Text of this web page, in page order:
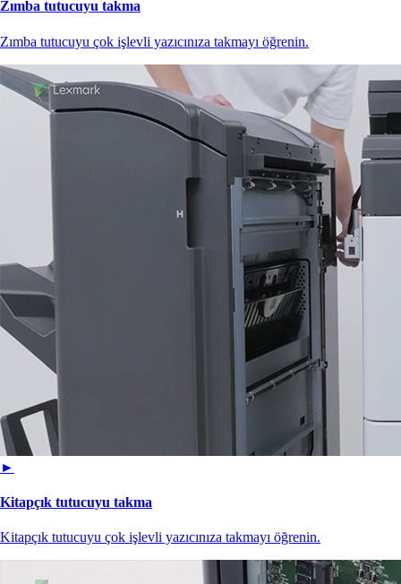
Zımba tutucuyu takma
Zımba tutucuyu çok işlevli yazıcınıza takmayı öğrenin.
►
Kitapçık tutucuyu takma
Kitapçık tutucuyu çok işlevli yazıcınıza takmayı öğrenin.